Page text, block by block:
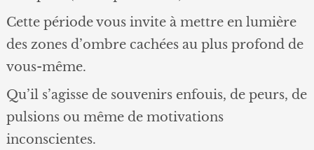
Cette période vous invite à mettre en lumière
des zones d’ombre cachées au plus profond de
vous-même.
Qu’il s’agisse de souvenirs enfouis, de peurs, de
pulsions ou même de motivations
inconscientes.